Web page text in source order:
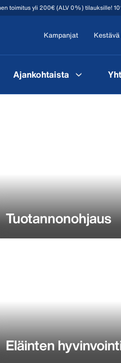
toimitus yli 200€ (ALV 0%) tilauksille!
Kampanjat
Ajankohtaista
Tuotannonohjaus
Eläinten